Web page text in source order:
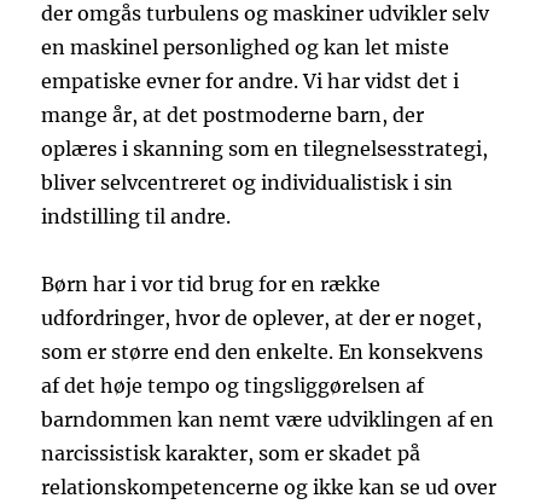
der omgås turbulens og maskiner udvikler selv
en maskinel personlighed og kan let miste
empatiske evner for andre. Vi har vidst det i
mange år, at det postmoderne barn, der
oplæres i skanning som en tilegnelsesstrategi,
bliver selvcentreret og individualistisk i sin
indstilling til andre.
Børn har i vor tid brug for en række
udfordringer, hvor de oplever, at der er noget,
som er større end den enkelte. En konsekvens
af det høje tempo og tingsliggørelsen af
barndommen kan nemt være udviklingen af en
narcissistisk karakter, som er skadet på
relationskompetencerne og ikke kan se ud over